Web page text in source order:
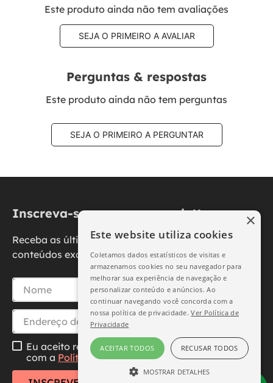
Este produto ainda não tem avaliações
SEJA O PRIMEIRO A AVALIAR
Perguntas & respostas
Este produto ainda não tem perguntas
SEJA O PRIMEIRO A PERGUNTAR
Inscreva-se na nossa newsletter
Receba as últimas novidades, promoções e
conteúdos exclusivos diretamente no seu e-mail.
Eu aceito receber essa newsletter, li e concordo
com a Política de Privacidade
Este website utiliza cookies
Coletamos dados estatísticos de visitas e
armazenamos cookies no seu navegador para
melhorar sua experiência de navegação e
personalizar conteúdo e anúncios. Ao
continuar navegando você concorda com a
nossa política de privacidade.Ver Política de
Privacidade
ACEITAR TODOS RECUSAR TODOS
MOSTRAR DETALHES
×